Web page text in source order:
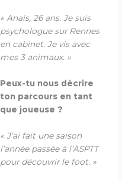
« Anaïs, 26 ans. Je suis
psychologue sur Rennes
en cabinet. Je vis avec
mes 3 animaux. »
Peux-tu nous décrire
ton parcours en tant
que joueuse ?
« J’ai fait une saison
l’année passée à l’ASPTT
pour découvrir le foot. »